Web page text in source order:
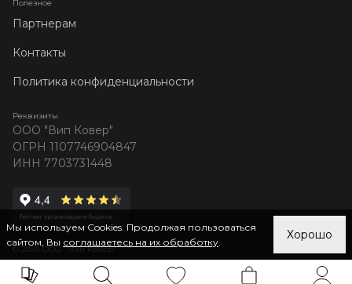
Полезное
Партнерам
Контакты
Политика конфиденциальности
Реквизиты
ООО "Вип Ковер"
ОГРН 1107746904847
ИНН 7703731448
© 2026 ООО "Вип Ковер"
Мы используем Cookies. Продолжая пользоваться
сайтом, Вы соглашаетесь на их обработку.
Хорошо